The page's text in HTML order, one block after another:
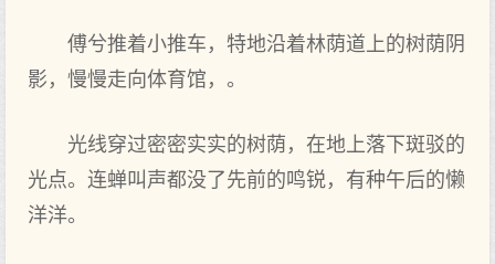
傅兮推着小推车，特地沿着林荫道上的树荫阴
影，慢慢走向体育馆，。
光线穿过密密实实的树荫，在地上落下斑驳的
光点。连蝉叫声都没了先前的鸣锐，有种午后的懒
洋洋。